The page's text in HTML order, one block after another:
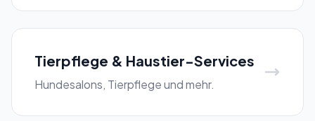
Tierpflege & Haustier-Services
Hundesalons, Tierpflege und mehr.